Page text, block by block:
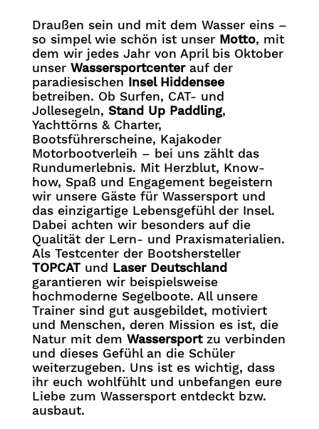
Draußen sein und mit dem Wasser eins –
so simpel wie schön ist unserMotto, mit
dem wir jedes Jahr von April bis Oktober
unser Wassersportcenterauf der
paradiesischen Insel Hiddensee
betreiben. Ob Surfen, CAT- und
Jollesegeln, Stand Up Paddling,
Yachttörns & Charter,
Bootsführerscheine, Kajakoder
Motorbootverleih – bei uns zählt das
Rundumerlebnis. Mit Herzblut, Know-
how, Spaß und Engagement begeistern
wir unsere Gäste für Wassersport und
das einzigartige Lebensgefühl der Insel.
Dabei achten wir besonders auf die
Qualität der Lern- und Praxismaterialien.
Als Testcenter der Bootshersteller
TOPCATund Laser Deutschland
garantieren wir beispielsweise
hochmoderne Segelboote. All unsere
Trainer sind gut ausgebildet, motiviert
und Menschen, deren Mission es ist, die
Natur mit dem Wassersportzu verbinden
und dieses Gefühl an die Schüler
weiterzugeben. Uns ist es wichtig, dass
ihr euch wohlfühlt und unbefangen eure
Liebe zum Wassersport entdeckt bzw.
ausbaut.